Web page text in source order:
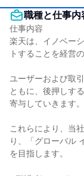
職種と仕事内
仕事内容
楽天は、イノベー
トすることを経営
ユーザーおよび取
ともに、後押しす
寄与していきます。
これらにより、当
り、「グローバル
を目指します。